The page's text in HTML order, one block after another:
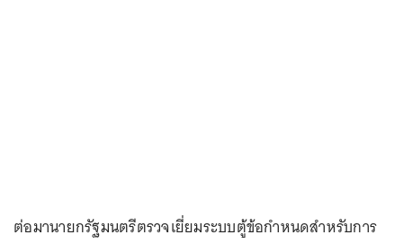
ต่อมานายกรัฐมนตรีตรวจเยี่ยมระบบตู้ข้อกำหนดสำหรับการ